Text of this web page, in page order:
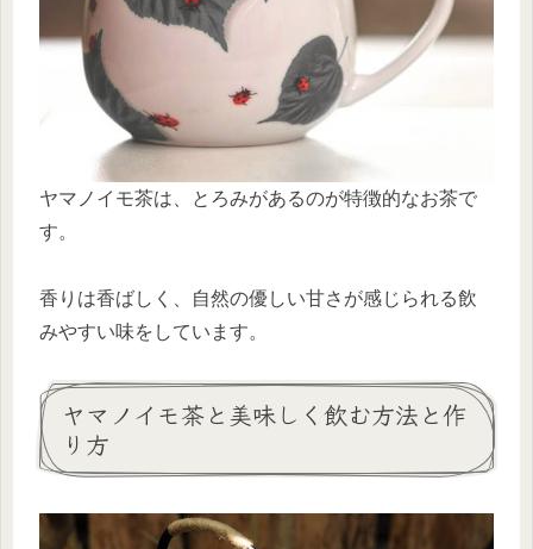
ヤマノイモ茶は、とろみがあるのが特徴的なお茶で
す。
香りは香ばしく、自然の優しい甘さが感じられる飲
みやすい味をしています。
ヤマノイモ茶と美味しく飲む方法と作
り方